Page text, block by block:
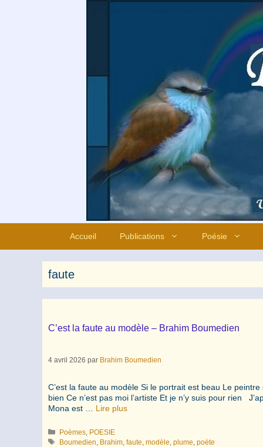
Accueil Publications Poésie
faute
C’est la faute au modèle – Brahim Boumedien
4 avril 2026 par Brahim Boumedien
C’est la faute au modèle Si le portrait est beau Le
bien Ce n’est pas moi l’artiste Et je n’y suis pour rien
Mona est … Lire plus
Catégories
Poèmes POESIE
Étiquettes
Boumedien Brahim ,faute ,modèle ,plume ,poète